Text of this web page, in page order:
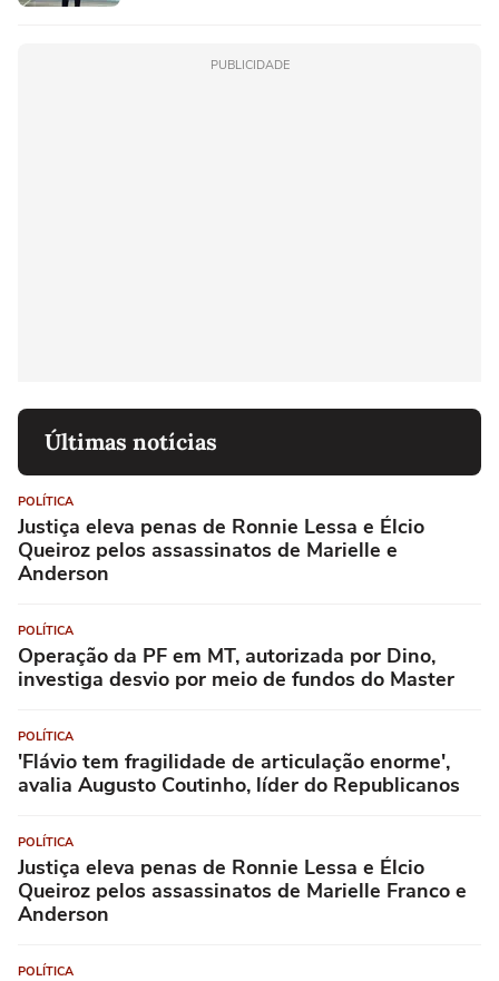
PUBLICIDADE
Últimas notícias
POLÍTICA
Justiça eleva penas de Ronnie Lessa e Élcio
Queiroz pelos assassinatos de Marielle e
Anderson
POLÍTICA
Operação da PF em MT, autorizada por Dino,
investiga desvio por meio de fundos do Master
POLÍTICA
'Flávio tem fragilidade de articulação enorme',
avalia Augusto Coutinho, líder do Republicanos
POLÍTICA
Justiça eleva penas de Ronnie Lessa e Élcio
Queiroz pelos assassinatos de Marielle Franco e
Anderson
POLÍTICA